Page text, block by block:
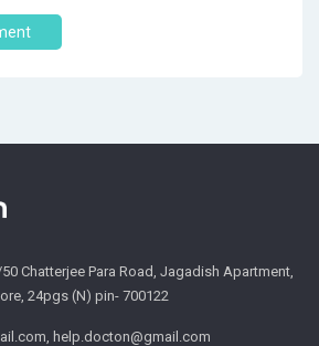
Chatterjee Para Road, Jagadish Apartment,
24pgs (N) pin- 700122
, help.docton@gmail.com